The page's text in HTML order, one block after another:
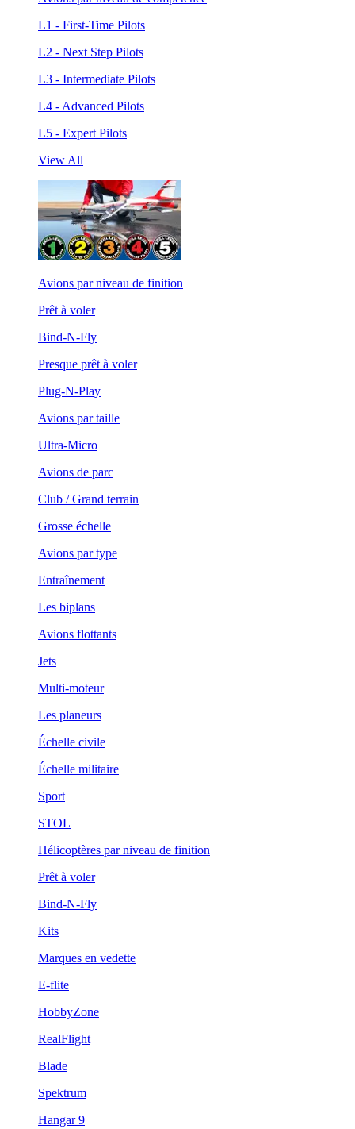
L1 - First-Time Pilots
L2 - Next Step Pilots
L3 - Intermediate Pilots
L4 - Advanced Pilots
L5 - Expert Pilots
View All
Avions par niveau de finition
Prêt à voler
Bind-N-Fly
Presque prêt à voler
Plug-N-Play
Avions par taille
Ultra-Micro
Avions de parc
Club / Grand terrain
Grosse échelle
Avions par type
Entraînement
Les biplans
Avions flottants
Jets
Multi-moteur
Les planeurs
Échelle civile
Échelle militaire
Sport
STOL
Hélicoptères par niveau de finition
Prêt à voler
Bind-N-Fly
Kits
Marques en vedette
E-flite
HobbyZone
RealFlight
Blade
Spektrum
Hangar 9